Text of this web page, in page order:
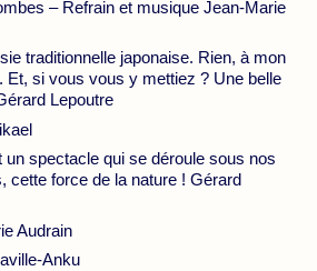
– Refrain et musique Jean-Marie
traditionnelle japonaise. Rien, à mon
Et, si vous vous y mettiez ? Une belle
Lepoutre
un spectacle qui se déroule sous nos
cette force de la nature ! Gérard
Audrain
Anku